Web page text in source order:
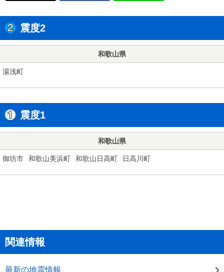
震度2
和歌山県
湯浅町
震度1
和歌山県
御坊市 和歌山美浜町 和歌山日高町 日高川町
関連情報
最新の地震情報